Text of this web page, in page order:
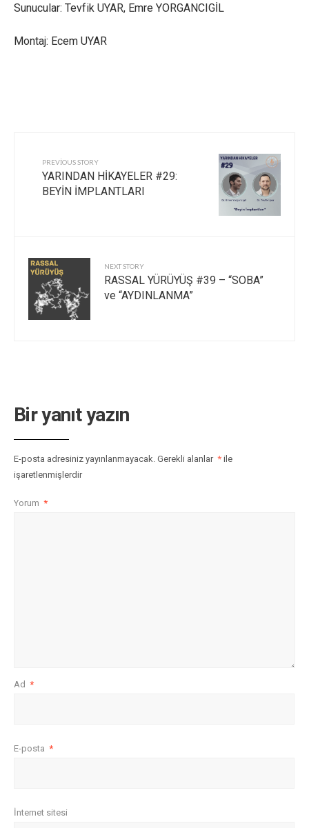
Sunucular: Tevfik UYAR, Emre YORGANCIGİL
Montaj: Ecem UYAR
PREVIOUS STORY
YARINDAN HİKAYELER #29:
BEYİN İMPLANTLARI
NEXT STORY
RASSAL YÜRÜYÜŞ #39 – “SOBA”
ve “AYDINLANMA”
Bir yanıt yazın
E-posta adresiniz yayınlanmayacak. Gerekli alanlar * ile
işaretlenmişlerdir
Yorum *
Ad *
E-posta *
İnternet sitesi